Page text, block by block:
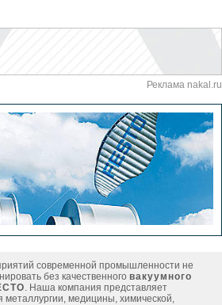
Реклама nakal.ru
современной промышленности не
без качественного вакуумного
. Наша компания представляет
медицины, химической,